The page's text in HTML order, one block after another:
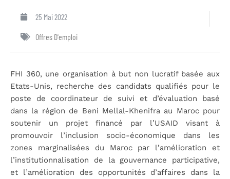
25 Mai 2022
Offres D'emploi
FHI 360, une organisation à but non lucratif basée aux
Etats-Unis, recherche des candidats qualifiés pour le
poste de coordinateur de suivi et d’évaluation basé
dans la région de Beni Mellal-Khenifra au Maroc pour
soutenir un projet financé par l’USAID visant à
promouvoir l’inclusion socio-économique dans les
zones marginalisées du Maroc par l’amélioration et
l’institutionnalisation de la gouvernance participative,
et l’amélioration des opportunités d’affaires dans la